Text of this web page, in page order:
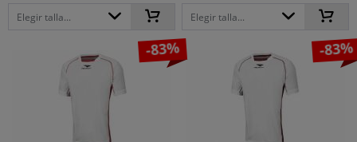
Elegir talla... Elegir talla...
-83% -83%